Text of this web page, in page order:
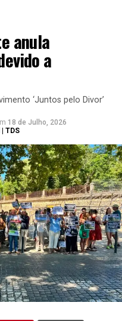
anula
a
‘Juntos pelo Divor’
18 de Julho, 2026
TDS